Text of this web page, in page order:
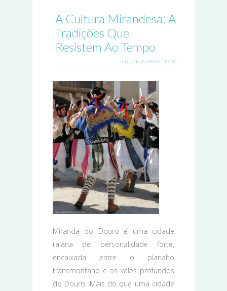
A Cultura Mirandesa: A
Tradições Que
Resistem Ao Tempo
Qui, 21/05/2026 - 17:05
Miranda do Douro é uma cidade
raiana de personalidade forte,
encaixada entre o planalto
transmontano e os vales profundos
do Douro. Mais do que uma cidade